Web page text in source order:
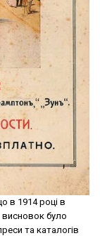
в 1914 році в
висновок було
та каталогів